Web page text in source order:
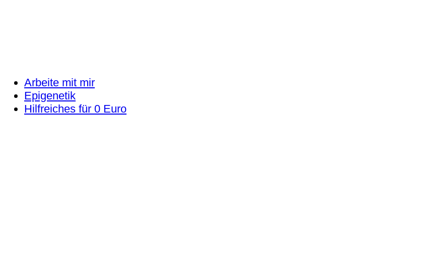
Arbeite mit mir
Epigenetik
Hilfreiches für 0 Euro